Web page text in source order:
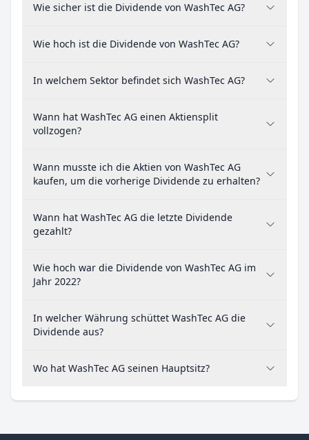
Wie sicher ist die Dividende von WashTec AG?
Wie hoch ist die Dividende von WashTec AG?
In welchem Sektor befindet sich WashTec AG?
Wann hat WashTec AG einen Aktiensplit
vollzogen?
Wann musste ich die Aktien von WashTec AG
kaufen, um die vorherige Dividende zu erhalten?
Wann hat WashTec AG die letzte Dividende
gezahlt?
Wie hoch war die Dividende von WashTec AG im
Jahr 2022?
In welcher Währung schüttet WashTec AG die
Dividende aus?
Wo hat WashTec AG seinen Hauptsitz?